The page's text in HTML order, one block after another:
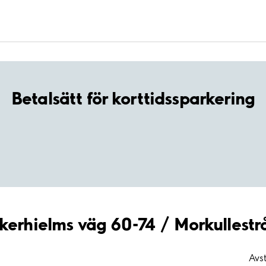
Betalsätt för korttidssparkering
väg 60-74 /